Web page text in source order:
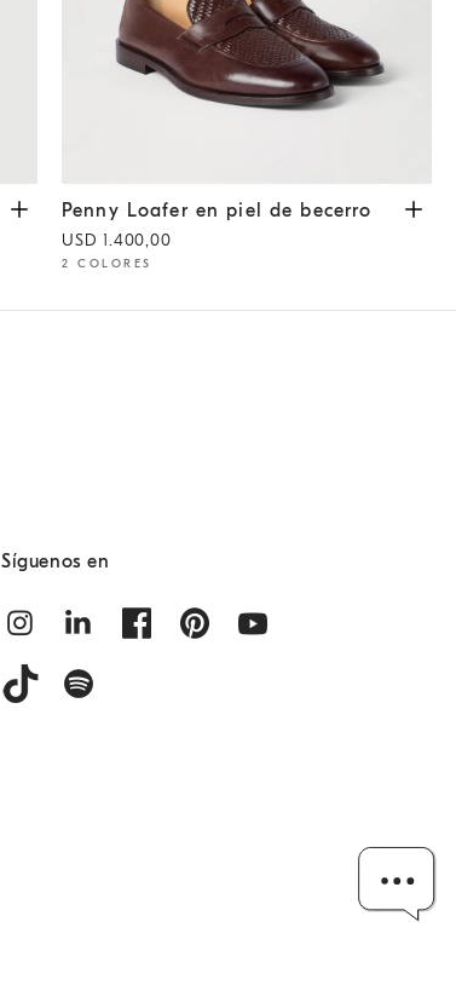
Penny Loafer en piel de becerro Marrón
Penny Loafer en piel de becerro
USD 1.400,00
2 COLORES
Síguenos en